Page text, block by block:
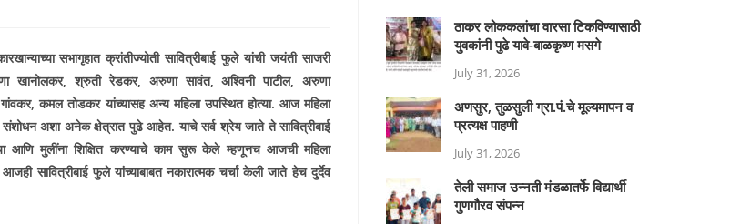
सभागृहात क्रांतीज्योती सावित्रीबाई फुले यांची जयंती साजरी
खानोलकर,श्रुती रेडकर, अरुणा सावंत,अश्विनी पाटील,अरुणा
,कमल तोडकर यांच्यासह अन्य महिला उपस्थित होत्या. आज महिला
संशोधन अशा अनेक क्षेत्रात पुढे आहेत. याचे सर्व श्रेय जाते ते सावित्रीबाई
आणि मुलींना शिक्षित करण्याचे काम सुरू केले म्हणूनच आजची महिला
सावित्रीबाई फुले यांच्याबाबत नकारात्मक चर्चा केली जाते हेच दुर्देव
ठाकर लोककलांचा वारसा टिकविण्यासाठी
युवकांनी पुढे यावे-बाळकृष्ण मसगे
July 31, 2026
अणसुर, तुळसुली ग्रा.पं.चे मूल्यमापन व
प्रत्यक्ष पाहणी
July 31, 2026
तेली समाज उन्नती मंडळातर्फे विद्यार्थी
गुणगौरव संपन्न